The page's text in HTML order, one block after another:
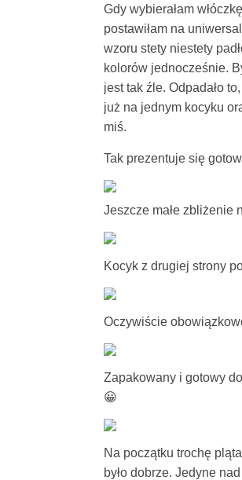
Gdy wybierałam
postawiłam na
wzoru stety niestety
kolorów jednocześnie.
jest tak źle. Odpadało
już na jednym kocyku
miś.
Tak prezentuje się
Jeszcze małe zbliżenie
Kocyk z drugiej strony
Oczywiście
Zapakowany i gotowy
😀
Na początku trochę
było dobrze. Jedyne